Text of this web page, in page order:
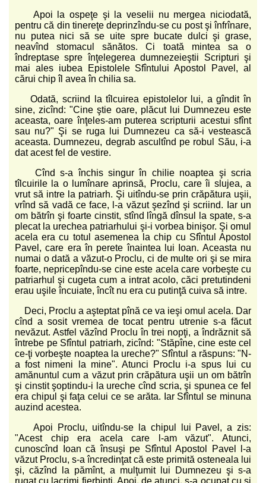
Apoi la ospeţe şi la veselii nu mergea niciodată,
pentru că din tinereţe deprinzîndu-se cu post şi înfrînare,
nu putea nici să se uite spre bucate dulci şi grase,
neavînd stomacul sănătos. Ci toată mintea sa o
îndreptase spre înţelegerea dumnezeieştii Scripturi şi
mai ales iubea Epistolele Sfîntului Apostol Pavel, al
cărui chip îl avea în chilia sa.
Odată, scriind la tîlcuirea epistolelor lui, a gîndit în
sine, zicînd: "Cine ştie oare, plăcut lui Dumnezeu este
aceasta, oare înţeles-am puterea scripturii acestui sfînt
sau nu?" Şi se ruga lui Dumnezeu ca să-i vestească
aceasta. Dumnezeu, degrab ascultînd pe robul Său, i-a
dat acest fel de vestire.
Cînd s-a închis singur în chilie noaptea şi scria
tîlcuirile la o lumînare aprinsă, Proclu, care îi slujea, a
vrut să intre la patriarh. Şi uitîndu-se prin crăpătura uşii,
vrînd să vadă ce face, l-a văzut şezînd şi scriind. Iar un
om bătrîn şi foarte cinstit, stînd lîngă dînsul la spate, s-a
plecat la urechea patriarhului şi-i vorbea binişor. Şi omul
acela era cu totul asemenea la chip cu Sfîntul Apostol
Pavel, care era în perete înaintea lui Ioan. Aceasta nu
numai o dată a văzut-o Proclu, ci de multe ori şi se mira
foarte, nepricepîndu-se cine este acela care vorbeşte cu
patriarhul şi cugeta cum a intrat acolo, căci pretutindeni
erau uşile încuiate, încît nu era cu putinţă cuiva să intre.
Deci, Proclu a aşteptat pînă ce va ieşi omul acela. Dar
cînd a sosit vremea de tocat pentru utrenie s-a făcut
nevăzut. Astfel văzînd Proclu în trei nopţi, a îndrăznit să
întrebe pe Sfîntul patriarh, zicînd: "Stăpîne, cine este cel
ce-ţi vorbeşte noaptea la ureche?" Sfîntul a răspuns: "N-
a fost nimeni la mine". Atunci Proclu i-a spus lui cu
amănuntul cum a văzut prin crăpătura uşii un om bătrîn
şi cinstit şoptindu-i la ureche cînd scria, şi spunea ce fel
era chipul şi faţa celui ce se arăta. Iar Sfîntul se minuna
auzind acestea.
Apoi Proclu, uitîndu-se la chipul lui Pavel, a zis:
"Acest chip era acela care l-am văzut". Atunci,
cunoscînd Ioan că însuşi pe Sfîntul Apostol Pavel l-a
văzut Proclu, s-a încredinţat că este primită osteneala lui
şi, căzînd la pămînt, a mulţumit lui Dumnezeu şi s-a
rugat cu lacrimi fierbinţi. Apoi, de atunci, s-a ocupat cu şi